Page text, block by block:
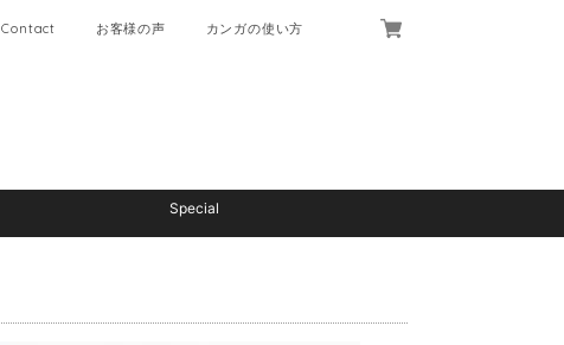
Contact お客様の声 カンガの使い方
Special